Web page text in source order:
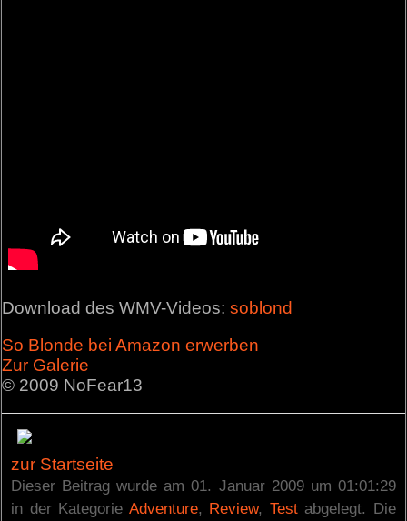
Download des WMV-Videos:soblond
So Blonde bei Amazon erwerben
Zur Galerie
© 2009 NoFear13
zur Startseite
Dieser Beitrag wurde am 01. Januar 2009 um 01:01:29
in der Kategorie Adventure, Review, Testabgelegt. Die